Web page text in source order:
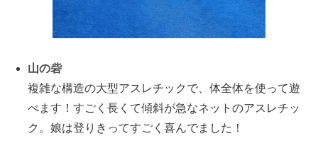
山の砦
複雑な構造の大型アスレチックで、体全体を使って遊
べます！すごく長くて傾斜が急なネットのアスレチッ
ク。娘は登りきってすごく喜んでました！